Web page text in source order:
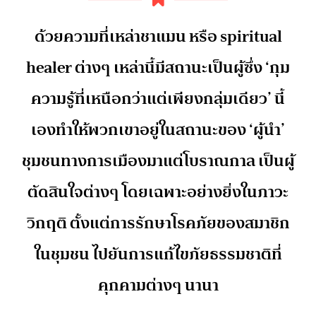
ด้วยความที่เหล่าชาแมน หรือ spiritual
healer ต่างๆ เหล่านี้มีสถานะเป็นผู้ซึ่ง ‘กุม
ความรู้ที่เหนือกว่าแต่เพียงกลุ่มเดียว’ นี้
เองทำให้พวกเขาอยู่ในสถานะของ ‘ผู้นำ’
ชุมชนทางการเมืองมาแต่โบราณกาล เป็นผู้
ตัดสินใจต่างๆ โดยเฉพาะอย่างยิ่งในภาวะ
วิกฤติ ตั้งแต่การรักษาโรคภัยของสมาชิก
ในชุมชน ไปยันการแก้ไขภัยธรรมชาติที่
คุกคามต่างๆ นานา